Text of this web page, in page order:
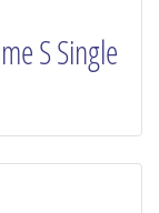
S Single